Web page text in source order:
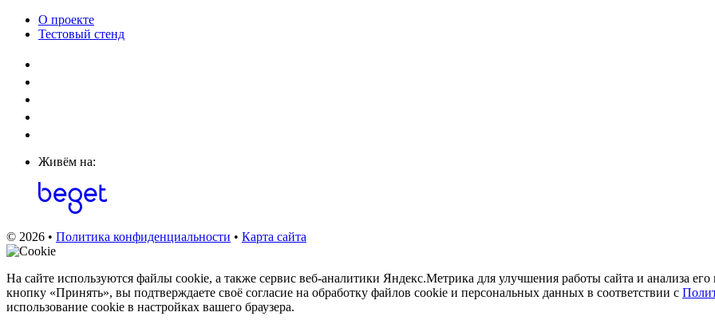
О проекте
Тестовый стенд
Живём на:
© 2026 • Политика конфиденциальности • Карта сайта
На сайте используются файлы cookie, а также сервис веб‑аналитики Яндекс.Метрика для улучшения работы сайта и анализа
кнопку «Принять», вы подтверждаете своё согласие на обработку файлов cookie и персональных данных в соответствии с
использование cookie в настройках вашего браузера.